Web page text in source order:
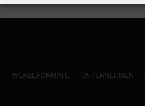
WERBEFORMATE UNTERNEHMEN